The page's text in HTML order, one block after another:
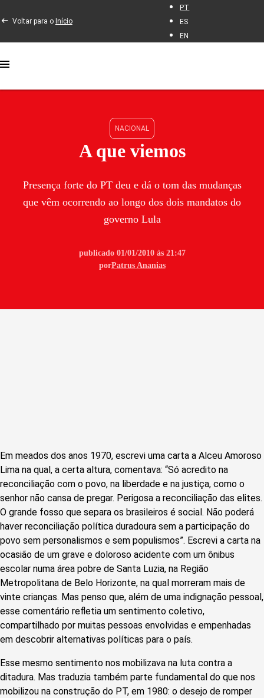
Voltar para o Início
PT
ES
EN
NACIONAL
A que viemos
Presença forte do PT deu e dá o tom das mudanças
que vêm ocorrendo ao longo dos dois mandatos do
governo Lula
publicado 01/01/2010 às 21:47
porPatrus Ananias
Em meados dos anos 1970, escrevi uma carta a Alceu Amoroso
Lima na qual, a certa altura, comentava: “Só acredito na
reconciliação com o povo, na liberdade e na justiça, como o
senhor não cansa de pregar. Perigosa a reconciliação das elites.
O grande fosso que separa os brasileiros é social. Não poderá
haver reconciliação política duradoura sem a participação do
povo sem personalismos e sem populismos”. Escrevi a carta na
ocasião de um grave e doloroso acidente com um ônibus
escolar numa área pobre de Santa Luzia, na Região
Metropolitana de Belo Horizonte, na qual morreram mais de
vinte crianças. Mas penso que, além de uma indignação pessoal,
esse comentário refletia um sentimento coletivo,
compartilhado por muitas pessoas envolvidas e empenhadas
em descobrir alternativas políticas para o país.
Esse mesmo sentimento nos mobilizava na luta contra a
ditadura. Mas traduzia também parte fundamental do que nos
mobilizou na construção do PT, em 1980: o desejo de romper